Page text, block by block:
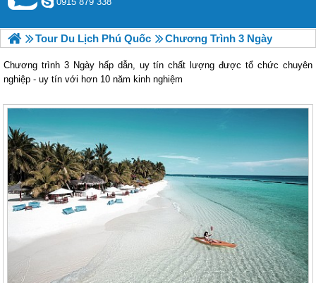
Tour Du Lịch Phú Quốc Chương Trình 3 Ngày
Chương trình 3 Ngày hấp dẫn, uy tín chất lượng được tổ chức chuyên
nghiệp - uy tín với hơn 10 năm kinh nghiệm